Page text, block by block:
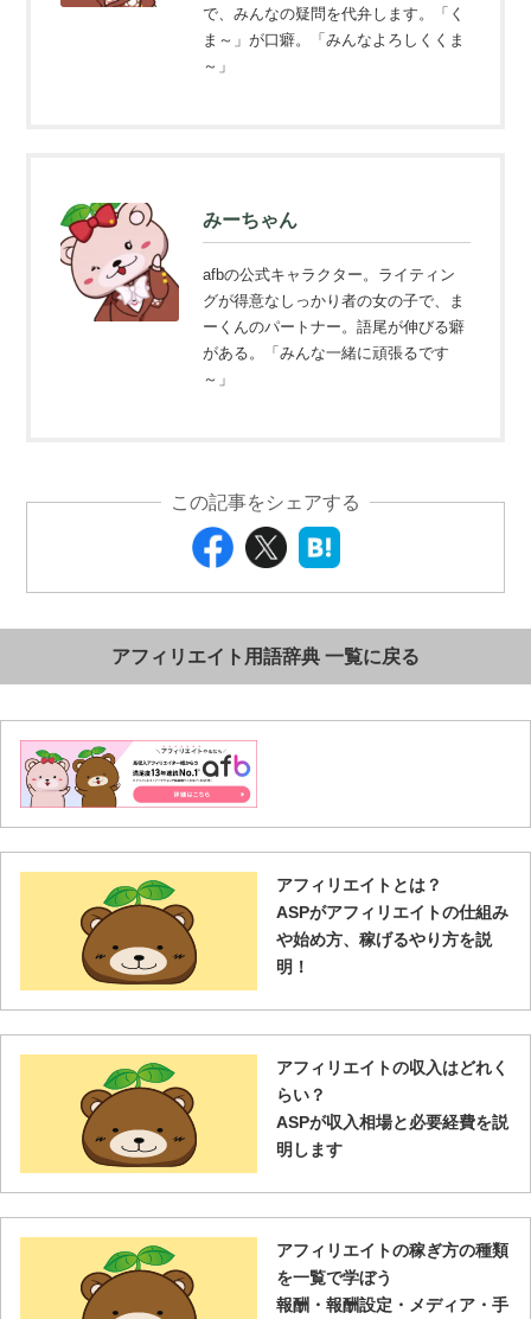
で、みんなの疑問を代弁します。「く
ま～」が口癖。「みんなよろしくくま
～」
みーちゃん
afbの公式キャラクター。ライティン
グが得意なしっかり者の女の子で、ま
ーくんのパートナー。語尾が伸びる癖
がある。「みんな一緒に頑張るです
～」
この記事をシェアする
アフィリエイト用語辞典 一覧に戻る
アフィリエイトとは？
ASPがアフィリエイトの仕組み
や始め方、稼げるやり方を説
明！
アフィリエイトの収入はどれく
らい？
ASPが収入相場と必要経費を説
明します
アフィリエイトの稼ぎ方の種類
を一覧で学ぼう
報酬・報酬設定・メディア・手